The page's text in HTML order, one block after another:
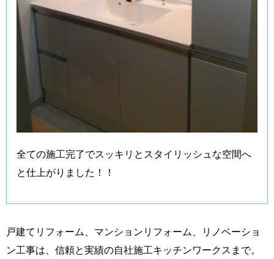
全ての施工完了でスッキリとスタイリッシュな空間へ
と仕上がりました！！
戸建てリフォーム、マンションリフォーム、リノベーショ
ン工事は、信頼と実績の自社施工キッチンワークスまで。